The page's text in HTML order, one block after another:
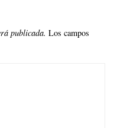
publicada. Los campos